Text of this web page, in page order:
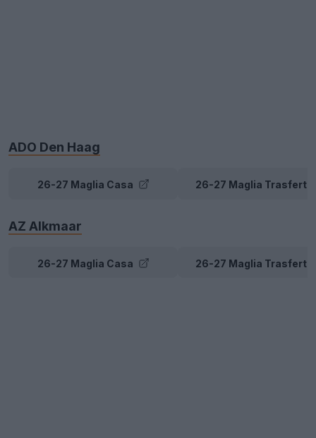
ADO Den Haag
26-27 Maglia Casa 26-27 Maglia Trasferta
AZ Alkmaar
26-27 Maglia Casa 26-27 Maglia Trasferta